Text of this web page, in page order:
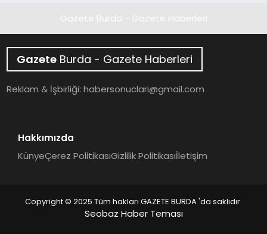
Gazete Burda - Gazete Haberleri
Gazete Burda - Gazete Haberleri
Reklam & İşbirliği:habersonuclari@gmail.com
Hakkımızda
KünyeÇerez PolitikasıGizlilik Politikasıİletişim
Copyright © 2025 Tüm hakları GAZETE BURDA 'da saklıdır.
Seobaz Haber Teması